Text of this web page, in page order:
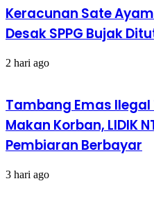
Keracunan Sate
Desak SPPG Bujak
2 hari ago
Tambang Emas Ilegal
Makan Korban, LIDIK
Pembiaran Berbayar
3 hari ago